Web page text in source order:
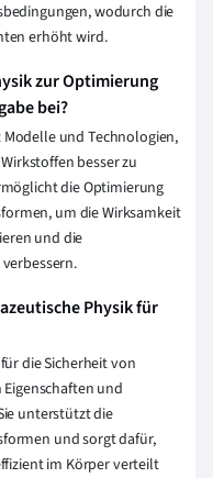
wodurch die
erhöht wird.
zur Optimierung
bei?
und Technologien,
besser zu
die Optimierung
um die Wirksamkeit
und die
Physik für
die Sicherheit von
und
unterstützt die
und sorgt dafür,
im Körper verteilt